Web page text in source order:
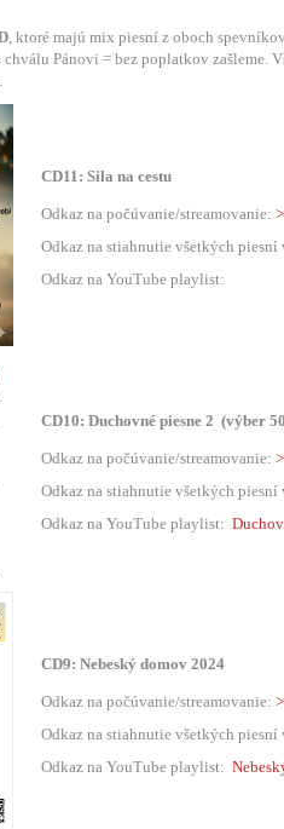
, ktoré majú mix piesní z oboch
chválu Pánovi = bez poplatkov zašleme.
CD11: Sila na cestu
Odkaz na počúvanie/streamovanie:
Odkaz na stiahnutie všetkých piesní
Odkaz na YouTube playlist:
CD10: Duchovné piesne 2 (výber
Odkaz na počúvanie/streamovanie:
Odkaz na stiahnutie všetkých
Odkaz na YouTube playlist:
CD9: Nebeský domov 2024
Odkaz na počúvanie/streamovanie:
Odkaz na stiahnutie všetkých
Odkaz na YouTube playlist: